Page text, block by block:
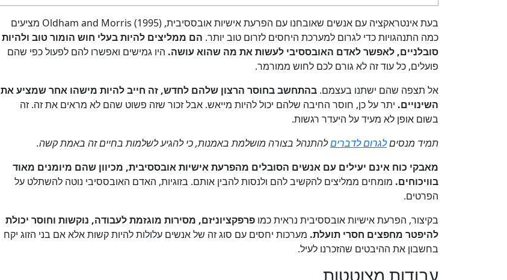
בעת אינטראקציה עם אנשים שאובחנו עם הפרעת אישיות אובססיבית, Oldham and Morris (1995) מציעים
כמה התנהגויות כדי לגרום למערכת היחסים לזרום טוב יותר. הם ממליצים להיות בעלי חוש הומור טוב ולהיות
סובלניים, לאפשר לאדם האובססיבי לעשות את מה שהוא עושה. היו גמישים ואפשרו להם לפעול כפי שהם
פועלים, כל עוד זה לא גורם לכם לחוש ממורמר.
אל תצפה שהם ישתנו בעצמם. בהתחשב בחוסר הרצון שלהם לחדש, זה חייב להיות מישהו אחר שמציע את
השינויים. יתר על כן, חוסר החיבה שלהם יכול להיות מייאש. אבל זכור שזה פשוט שהם לא מראים את זה. זה
בשום אופן לא מעיד על היעדר רגשות.
תמיד מנסיםלגרום לדבריםלהתנהל בצורה מושלמת באמנות, כי להגיע לשלמות בחיים זה באמת קשה.
מאבקי כוח אינם יעילים עם אנשים הסובלים מהפרעת אישיות אובססיבית, מכיוון שהם מיומנים מאוד
בוויכוחים. מומחים ממליצים להקשיב להם ולנסות להבין אותם. בזוגיות, האדם האובססיבי נוטה להשתלט על
הפרטים.
בקיצור, הפרעת אישיות אובססיבית נראית כמו פרפקציוניזם, מסירות מוגזמת לעבודה, נוקשות וחוסר יכולת
להיפטר מחפצים חסרי תועלת. מערכות יחסים עם סוג זה של אנשים עלולות להיות קשות אלא אם בני הזוג יקח
בחשבון את ההיבטים שהזכרנו לעיל.
עבודות מצוטטות